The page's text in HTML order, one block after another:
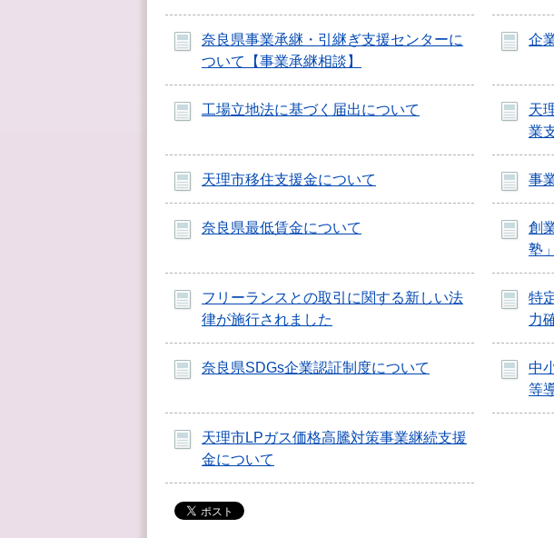
奈良県事業承継・引継ぎ支援センターに
ついて【事業承継相談】
企
工場立地法に基づく届出について
天
業
天理市移住支援金について 事
奈良県最低賃金について
創
塾
フリーランスとの取引に関する新しい法
律が施行されました
特
力
奈良県SDGs企業認証制度について
中
等
天理市LPガス価格高騰対策事業継続支援
金について